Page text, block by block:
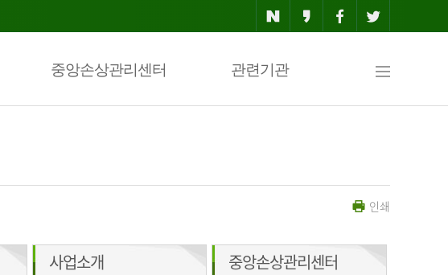
중앙손상관리센터 관련기관
인쇄
사업소개 중앙손상관리센터